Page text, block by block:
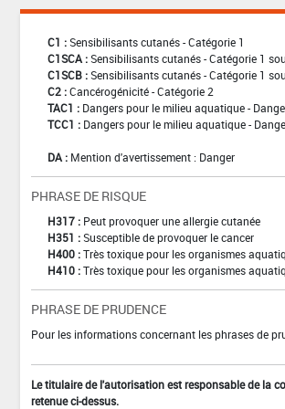
C1 : Sensibilisants cutanés - Catégorie 1
C1SCA : Sensibilisants cutanés - Catégorie 1
C1SCB : Sensibilisants cutanés - Catégorie 1
C2 : Cancérogénicité - Catégorie 2
TAC1 : Dangers pour le milieu aquatique -
TCC1 : Dangers pour le milieu aquatique -
DA : Mention d'avertissement : Danger
PHRASE DE RISQUE
H317 : Peut provoquer une allergie cutanée
H351 : Susceptible de provoquer le cancer
H400 : Très toxique pour les organismes
H410 : Très toxique pour les organismes
PHRASE DE PRUDENCE
Pour les informations concernant les phrases de
Le titulaire de l'autorisation est responsable de la
retenue ci-dessus.